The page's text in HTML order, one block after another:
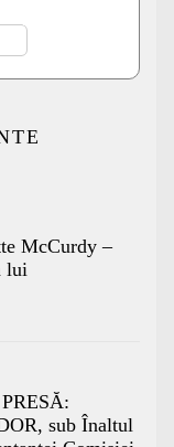
McCurdy –
lui
sub Înaltul